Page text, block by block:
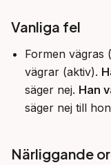
Vanliga fel
Formen vägras
vägrar (aktiv).
säger nej. Han
säger nej till
Närliggande